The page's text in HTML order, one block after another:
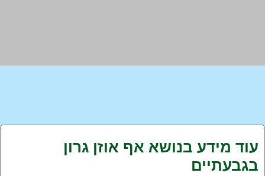
עוד מידע בנושא אף אוזן גרון
בגבעתיים